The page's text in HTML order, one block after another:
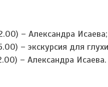
– Александра
– экскурсия для
– Александра